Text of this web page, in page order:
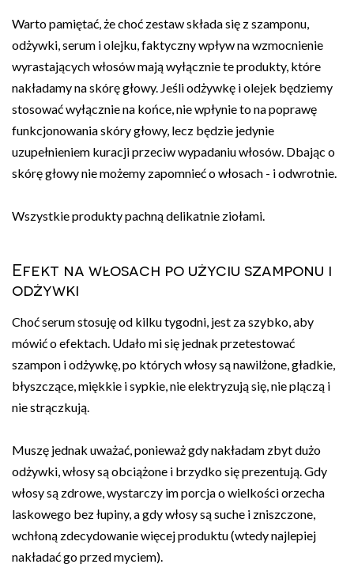
Warto pamiętać, że choć zestaw składa się z szamponu,
odżywki, serum i olejku, faktyczny wpływ na wzmocnienie
wyrastających włosów mają wyłącznie te produkty, które
nakładamy na skórę głowy. Jeśli odżywkę i olejek będziemy
stosować wyłącznie na końce, nie wpłynie to na poprawę
funkcjonowania skóry głowy, lecz będzie jedynie
uzupełnieniem kuracji przeciw wypadaniu włosów. Dbając o
skórę głowy nie możemy zapomnieć o włosach - i odwrotnie.
Wszystkie produkty pachną delikatnie ziołami.
Efekt na włosach po użyciu szamponu i
odżywki
Choć serum stosuję od kilku tygodni, jest za szybko, aby
mówić o efektach. Udało mi się jednak przetestować
szampon i odżywkę, po których włosy są nawilżone, gładkie,
błyszczące, miękkie i sypkie, nie elektryzują się, nie plączą i
nie strączkują.
Muszę jednak uważać, ponieważ gdy nakładam zbyt dużo
odżywki, włosy są obciążone i brzydko się prezentują. Gdy
włosy są zdrowe, wystarczy im porcja o wielkości orzecha
laskowego bez łupiny, a gdy włosy są suche i zniszczone,
wchłoną zdecydowanie więcej produktu (wtedy najlepiej
nakładać go przed myciem).